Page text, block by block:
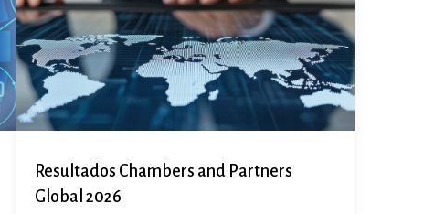
Resultados Chambers and Partners
Global 2026